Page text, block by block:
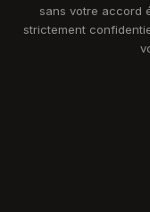
sans votre accord
strictement